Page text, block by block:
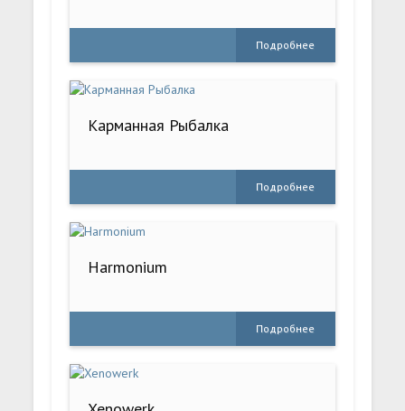
Подробнее
Карманная Рыбалка
Подробнее
Harmonium
Подробнее